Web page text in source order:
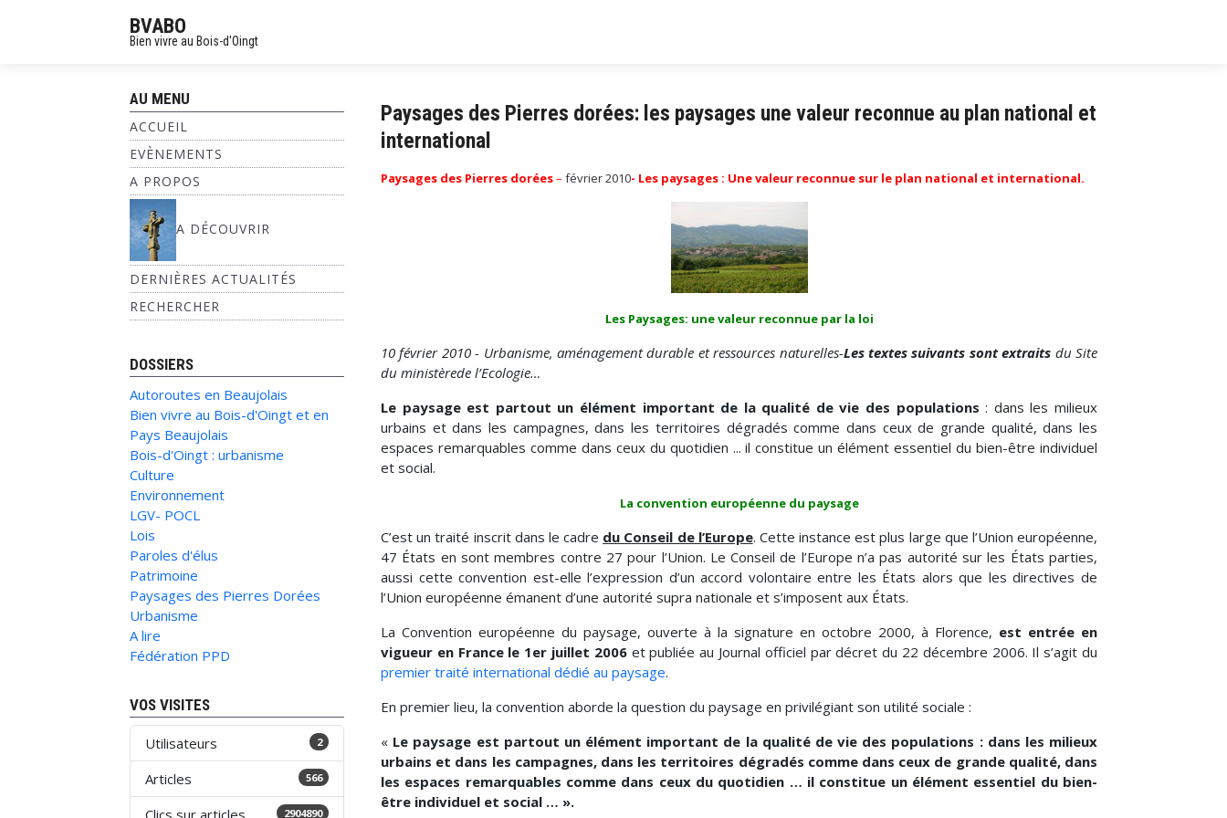
BVABO
Bien vivre au Bois-d'Oingt
AU MENU
ACCUEIL
EVÈNEMENTS
A PROPOS
A DÉCOUVRIR
DERNIÈRES ACTUALITÉS
RECHERCHER
DOSSIERS
Autoroutes en Beaujolais
Bien vivre au Bois-d'Oingt et en
Pays Beaujolais
Bois-d'Oingt : urbanisme
Culture
Environnement
LGV- POCL
Lois
Paroles d'élus
Patrimoine
Paysages des Pierres Dorées
Urbanisme
A lire
Fédération PPD
VOS VISITES
Utilisateurs 2
Articles 566
Clics sur articles 2904890
Paysages des Pierres dorées: les paysages une valeur reconnue au plan national et
international
Paysages des Pierres dorées– février 2010- Les paysages : Une valeur reconnue sur le plan national et international.
Les Paysages: une valeur reconnue par la loi
10 février 2010 - Urbanisme, aménagement durable et ressources naturelles-Les textes suivants sont extraits du Site
du ministèrede l’Ecologie…
Le paysage est partout un élément important de la qualité de vie des populations : dans les milieux
urbains et dans les campagnes, dans les territoires dégradés comme dans ceux de grande qualité, dans les
espaces remarquables comme dans ceux du quotidien ... il constitue un élément essentiel du bien-être individuel
et social.
La convention européenne du paysage
C’est un traité inscrit dans le cadre du Conseil de l’Europe. Cette instance est plus large que l’Union européenne,
47 États en sont membres contre 27 pour l’Union. Le Conseil de l’Europe n’a pas autorité sur les États parties,
aussi cette convention est-elle l’expression d’un accord volontaire entre les États alors que les directives de
l’Union européenne émanent d’une autorité supra nationale et s’imposent aux États.
La Convention européenne du paysage, ouverte à la signature en octobre 2000, à Florence, est entrée en
vigueur en France le 1er juillet 2006et publiée au Journal officiel par décret du 22 décembre 2006. Il s’agit du
premier traité international dédié au paysage.
En premier lieu, la convention aborde la question du paysage en privilégiant son utilité sociale :
« Le paysage est partout un élément important de la qualité de vie des populations : dans les milieux
urbains et dans les campagnes, dans les territoires dégradés comme dans ceux de grande qualité, dans
les espaces remarquables comme dans ceux du quotidien … il constitue un élément essentiel du bien-
être individuel et social … ».